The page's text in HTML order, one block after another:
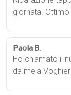
giornata. Ottimo
Paola B.
Ho chiamato il
da me a